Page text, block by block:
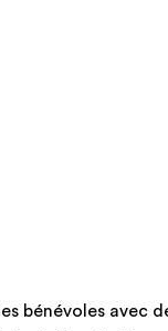
bénévoles avec